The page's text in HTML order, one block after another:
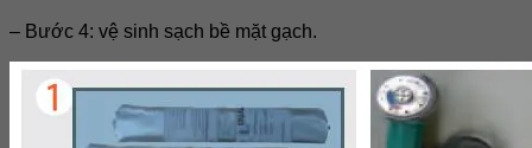
– Bước 4: vệ sinh sạch bề mặt gạch.